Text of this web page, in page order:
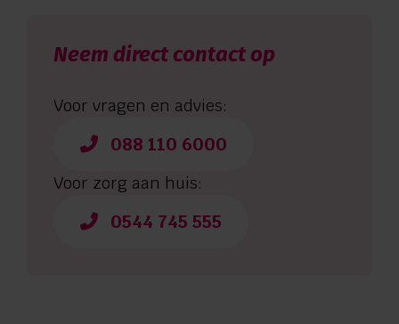
Neem direct contact op
Voor vragen en advies:
088 110 6000
Voor zorg aan huis:
0544 745 555